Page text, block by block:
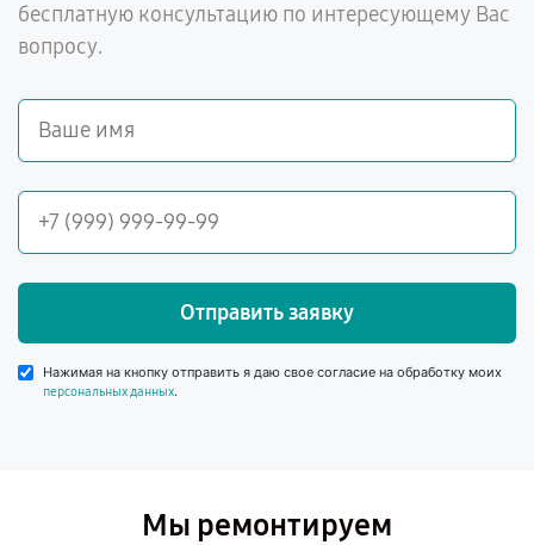
бесплатную консультацию по интересующему Вас
вопросу.
Отправить заявку
Нажимая на кнопку отправить я даю свое согласие на обработку моих
персональных данных.
Мы ремонтируем